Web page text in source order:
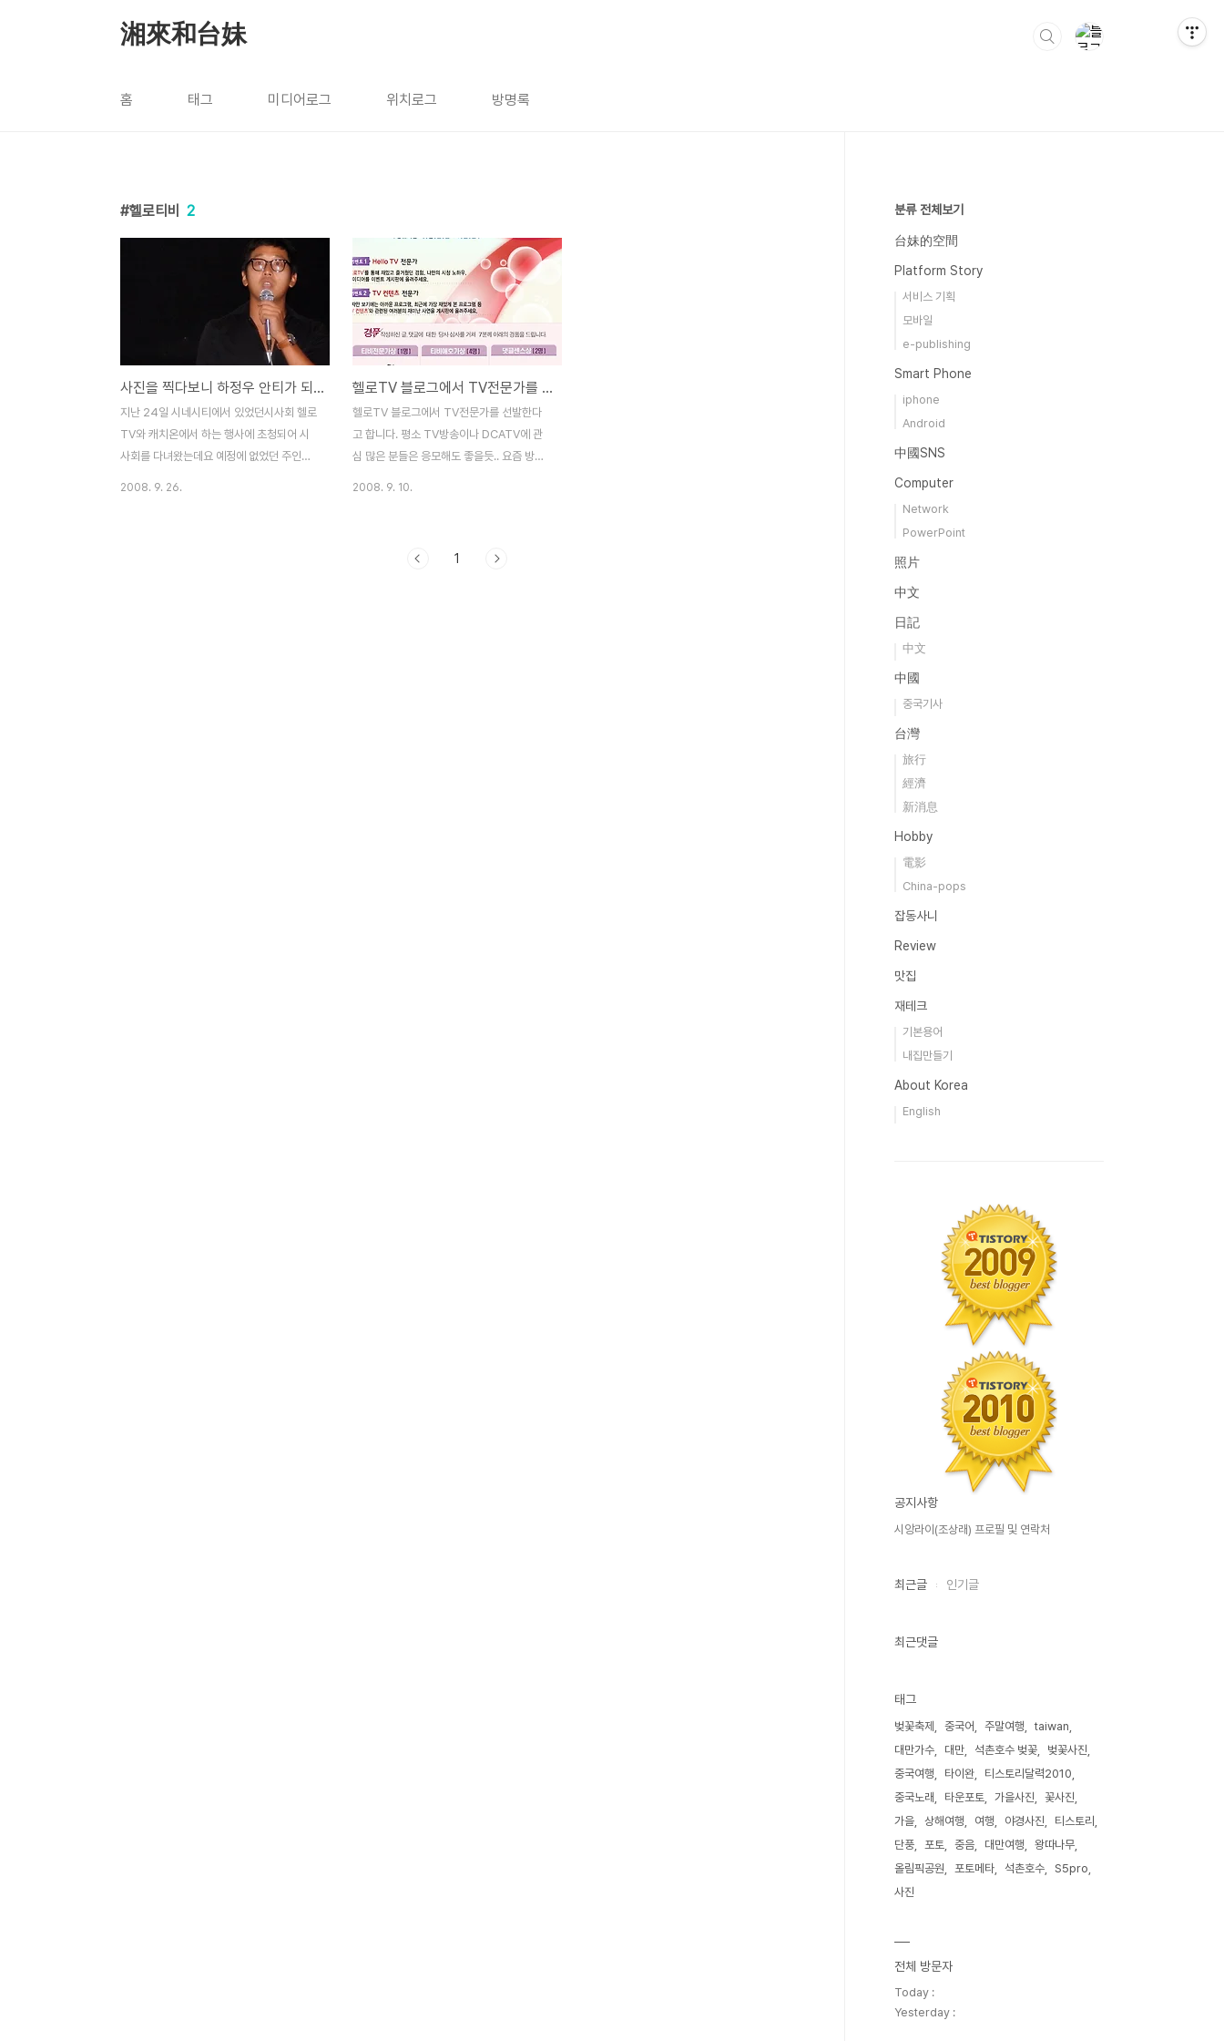
湘來和台妹
홈 태그 미디어로그 위치로그 방명록
헬로티비 2
사진을 찍다보니 하정우 안티가 되어버린 시앙라이
지난 24일 시네시티에서 있었던시사회 헬로
TV와 캐치온에서 하는 행사에 초청되어 시
사회를 다녀왔는데요 예정에 없었던 주인공
2008. 9. 26.
헬로TV 블로그에서 TV전문가를 선발합니다
헬로TV 블로그에서 TV전문가를 선발한다
고 합니다. 평소 TV방송이나 DCATV에 관
심 많은 분들은 응모해도 좋을듯.. 요즘 방송
로TV 전문가 헬로TV를 사용하고 계신 분이
2008. 9. 10.
1
분류 전체보기
台妹的空間
Platform Story
서비스 기획
모바일
e-publishing
Smart Phone
iphone
Android
中國SNS
Computer
Network
PowerPoint
照片
中文
日記
中文
中國
중국기사
台灣
旅行
經濟
新消息
Hobby
電影
China-pops
잡동사니
Review
맛집
재테크
기본용어
내집만들기
About Korea
English
공지사항
시앙라이(조상래) 프로필 및 연락처
최근글 인기글
최근댓글
태그
벚꽃축제 중국어 주말여행
taiwan
대만가수
대만 석촌호수 벚꽃
벚꽃사진
중국여행
타이완
티스토리달력2010
중국노래
타운포토 가을사진
꽃사진
가을
상해여행 여행 야경사진
티스토리
단풍
포토 중음 대만여행
왕따나무
올림픽공원
포토메타 석촌호수
S5pro
사진
전체 방문자
Today :
Yesterday :